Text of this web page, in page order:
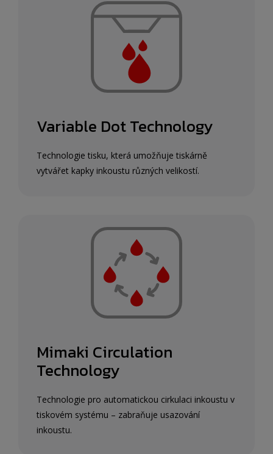
Variable Dot Technology
Technologie tisku, která umožňuje tiskárně
vytvářet kapky inkoustu různých velikostí.
Mimaki Circulation
Technology
Technologie pro automatickou cirkulaci inkoustu v
tiskovém systému – zabraňuje usazování
inkoustu.